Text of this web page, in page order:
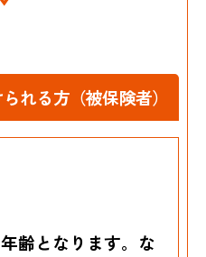
れる方（被保険者）
齢となります。な